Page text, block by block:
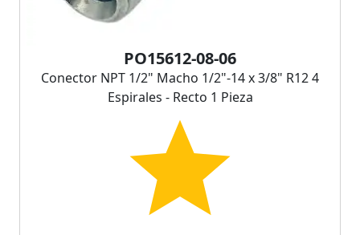
PO15612-08-06
Conector NPT 1/2" Macho 1/2"-14 x 3/8" R12 4
Espirales - Recto 1 Pieza